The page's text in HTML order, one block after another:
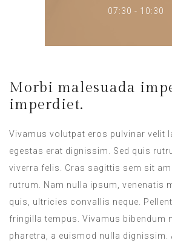
07:30 - 10:30
Morbi malesuada
imperdiet.
Vivamus volutpat eros pulvinar velit
egestas erat dignissim. Sed quis
viverra felis. Cras sagittis sem sit
rutrum. Nam nulla ipsum, venenatis
quis, ultricies convallis neque.
fringilla tempus. Vivamus bibendum
pharetra, a euismod nulla dignissim.